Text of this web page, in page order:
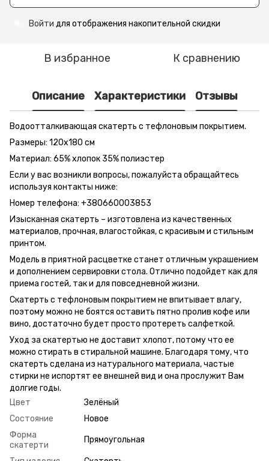
Войти для отображения накопительной скидки
В избранное К сравнению
Описание Характеристики Отзывы
Водоотталкивающая скатерть с тефлоновым покрытием.
Размеры: 120x180 см
Материал: 65% хлопок 35% полиэстер
Если у вас возникли вопросы, пожалуйста обращайтесь
используя контакты ниже:
Номер телефона: +380660003853
Изысканная скатерть – изготовлена из качественных
материалов, прочная, влагостойкая, с красивым и стильным
принтом.
Модель в приятной расцветке станет отличным украшением
и дополнением сервировки стола. Отлично подойдет как для
приема гостей, так и для повседневной жизни.
Скатерть с тефлоновым покрытием не впитывает влагу,
поэтому можно не боятся оставить пятно пролив кофе или
вино, достаточно будет просто протереть салфеткой.
Уход за скатертью не доставит хлопот, потому что ее
можно стирать в стиральной машине. Благодаря тому, что
скатерть сделана из натурального материала, частые
стирки не испортят ее внешней вид и она прослужит Вам
долгие годы.
Цвет
Зелёный
Состояние
Новое
Форма
скатерти
Прямоугольная